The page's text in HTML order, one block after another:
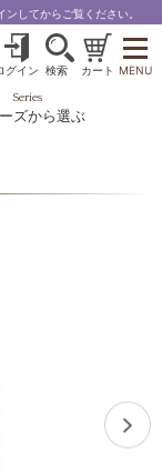
ンしてからご覧ください。
グイン 検索 カート
Series
ズから選ぶ
MENU